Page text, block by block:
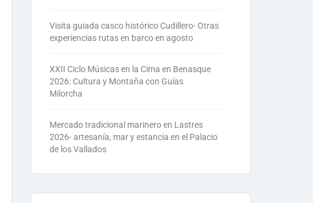
Visita guiada casco histórico Cudillero- Otras
experiencias rutas en barco en agosto
XXII Ciclo Músicas en la Cima en Benasque
2026: Cultura y Montaña con Guías
Milorcha
Mercado tradicional marinero en Lastres
2026- artesanía, mar y estancia en el Palacio
de los Vallados